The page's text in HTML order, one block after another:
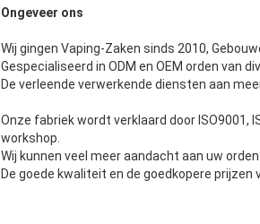
Ongeveer ons
Wij gingen Vaping-Zaken sinds 2010,
Gespecialiseerd in ODM en OEM orden van
De verleende verwerkende diensten aan
Onze fabriek wordt verklaard door ISO9001,
workshop.
Wij kunnen veel meer aandacht aan uw
De goede kwaliteit en de goedkopere prijzen